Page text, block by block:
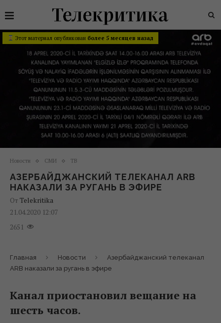
Этот материал опубликован более 5 месяцев назад
Новости СМИ ТВ
АЗЕРБАЙДЖАНСКИЙ ТЕЛЕКАНАЛ ARB
НАКАЗАЛИ ЗА РУГАНЬ В ЭФИРЕ
От Telekritika
21.04.2020 12:07
2651
Главная Новости
Азербайджанский телеканал
ARB наказали за ругань в эфире
Канал приостановил вещание на
шесть часов.